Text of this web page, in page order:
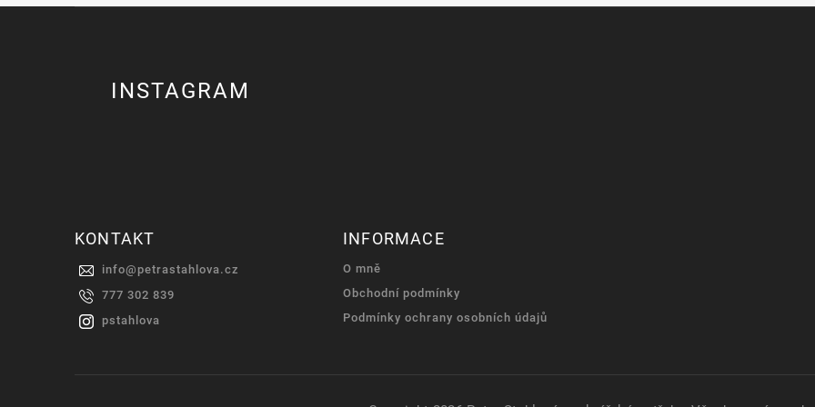
INSTAGRAM
KONTAKT
info@petrastahlova.cz
777 302 839
pstahlova
INFORMACE
O mně
Obchodní podmínky
Podmínky ochrany osobních údajů